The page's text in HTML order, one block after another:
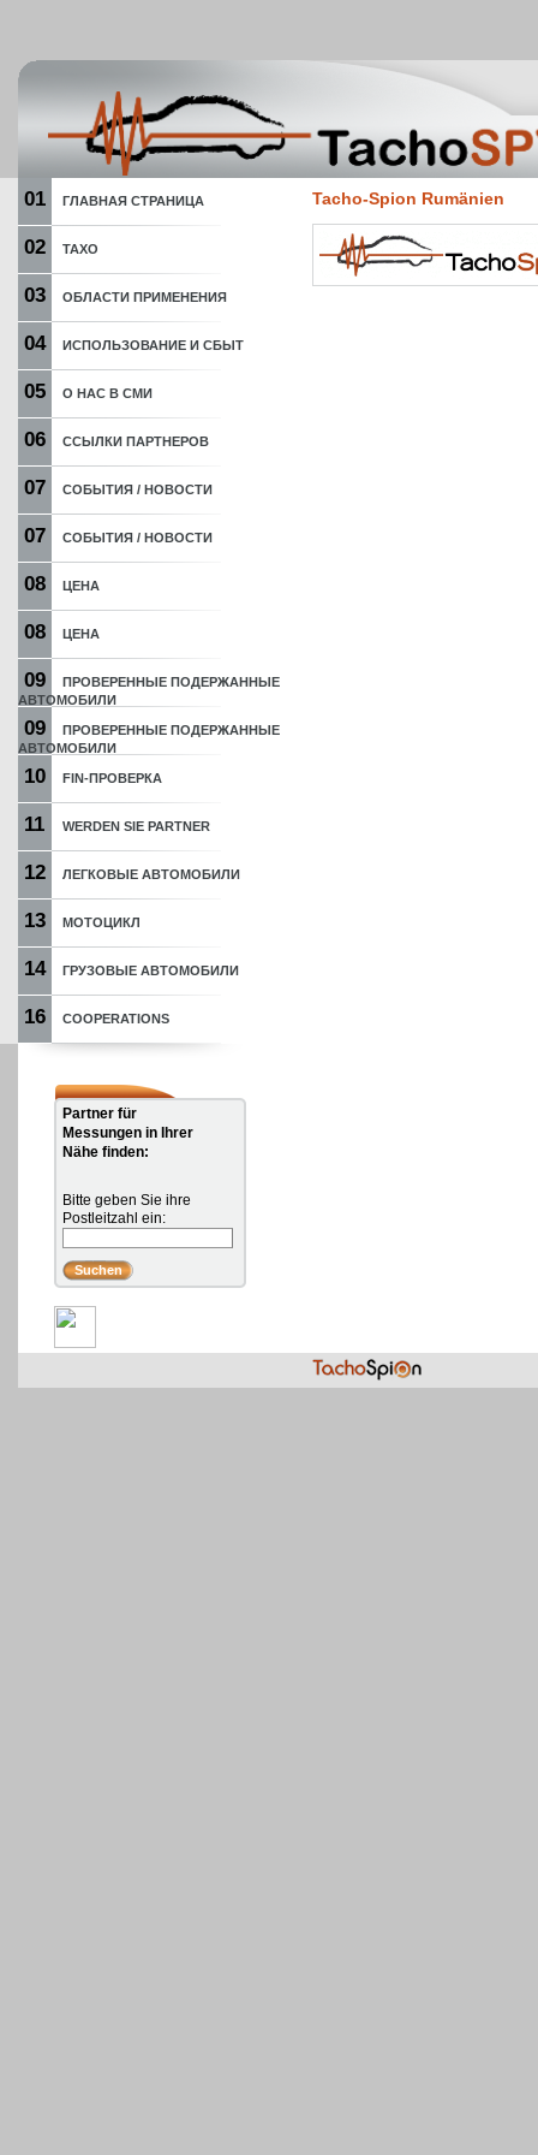
01 ГЛАВНАЯ СТРАНИЦА
02 ТАХО
03 ОБЛАСТИ ПРИМЕНЕНИЯ
04 ИСПОЛЬЗОВАНИЕ И СБЫТ
05 О НАС В СМИ
06 ССЫЛКИ ПАРТНЕРОВ
07 СОБЫТИЯ / НОВОСТИ
07 СОБЫТИЯ / НОВОСТИ
08 ЦЕНА
08 ЦЕНА
09
ПРОВЕРЕННЫЕ ПОДЕРЖАННЫЕ
АВТОМОБИЛИ
09
ПРОВЕРЕННЫЕ ПОДЕРЖАННЫЕ
АВТОМОБИЛИ
10 FIN-ПРОВЕРКА
11 WERDEN SIE PARTNER
12 ЛЕГКОВЫЕ АВТОМОБИЛИ
13 МОТОЦИКЛ
14 ГРУЗОВЫЕ АВТОМОБИЛИ
16 COOPERATIONS
Partner für
Messungen in Ihrer
Nähe finden:
Bitte geben Sie ihre
Postleitzahl ein:
Tacho-Spion Rumänien